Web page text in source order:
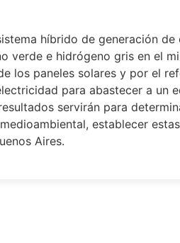
híbrido de generación
verde e hidrógeno gris en el
los paneles solares y por el
para abastecer a un
servirán para
establecer
Aires.